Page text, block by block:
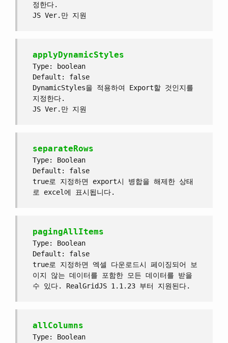
정한다.
JS Ver.만 지원
applyDynamicStyles
Type: boolean
Default: false
DynamicStyles을 적용하여 Export할 것인지를
지정한다.
JS Ver.만 지원
separateRows
Type: Boolean
Default: false
true로 지정하면 export시 병합을 해제한 상태
로 excel에 표시됩니다.
pagingAllItems
Type: Boolean
Default: false
true로 지정하면 엑셀 다운로드시 페이징되어 보
이지 않는 데이터를 포함한 모든 데이터를 받을
수 있다. RealGridJS 1.1.23 부터 지원된다.
allColumns
Type: Boolean